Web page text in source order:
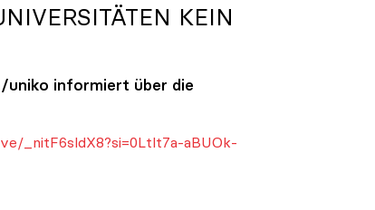
KEIN
uniko informiert über die
_nitF6sldX8?si=0Ltlt7a-aBUOk-